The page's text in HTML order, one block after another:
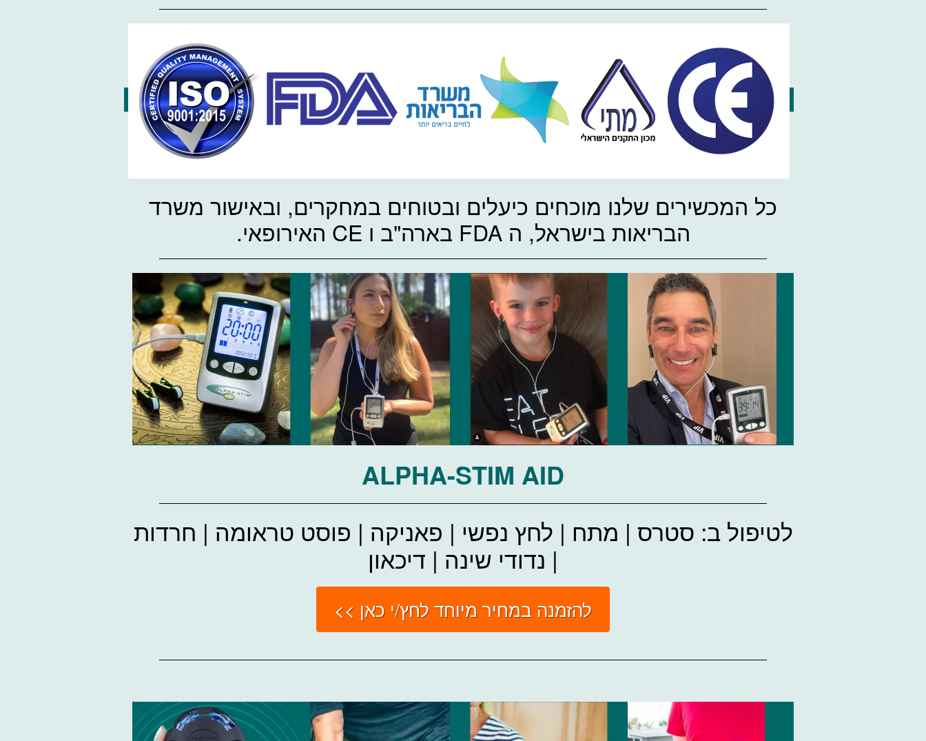
כל המכשירים שלנו מוכחים כיעלים ובטוחים במחקרים, ובאישור משרד
הבריאות בישראל, ה FDA בארה"ב ו CE האירופאי.
ALPHA-STIM AID
לטיפול ב: סטרס | מתח | לחץ נפשי | פאניקה | פוסט טראומה | חרדות
| נדודי שינה | דיכאון
להזמנה במחיר מיוחד לחץ/י כאן >>